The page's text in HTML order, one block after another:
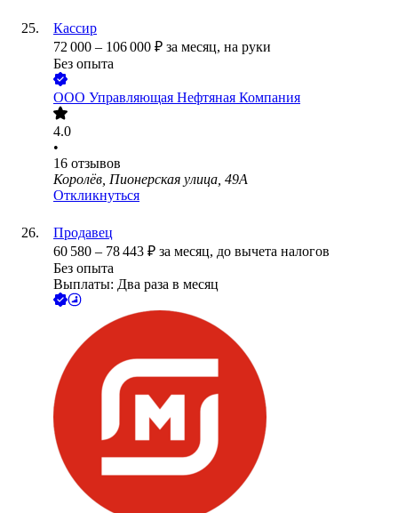
Кассир
72 000 – 106 000 ₽ за месяц, на руки
Без опыта
ООО Управляющая Нефтяная Компания
4.0
•
16 отзывов
Королёв, Пионерская улица, 49А
Откликнуться
Продавец
60 580 – 78 443 ₽ за месяц, до вычета налогов
Без опыта
Выплаты: Два раза в месяц